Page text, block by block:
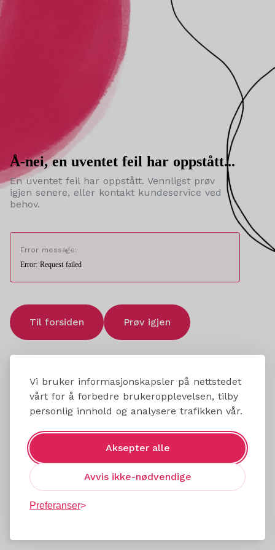
Vi bruker informasjonskapsler på nettstedet
vårt for å forbedre brukeropplevelsen, tilby
personlig innhold og analysere trafikken vår.
Aksepter alle
Avvis ikke-nødvendige
Preferanser
Å-nei, en uventet feil har oppstått...
En uventet feil har oppstått. Vennligst prøv
igjen senere, eller kontakt kundeservice ved
behov.
Error message:
Error: Request failed
Til forsiden Prøv igjen